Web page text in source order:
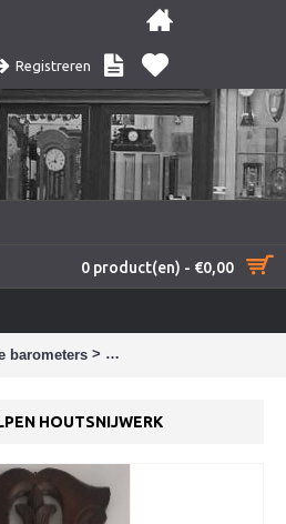
Registreren
0 product(en) - €0,00
barometers > WT Barometer + tulpen
HOUTSNIJWERK